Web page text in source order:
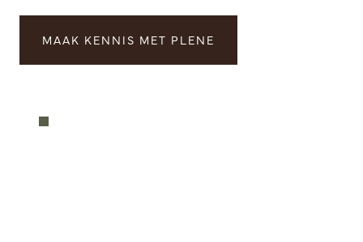
MAAK KENNIS MET PLENE